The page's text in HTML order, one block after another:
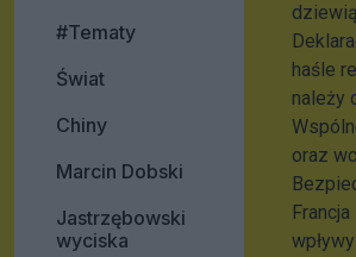
#Tematy
Świat
Chiny
Marcin Dobski
Jastrzębowski
wyciska
haśle
należy
oraz